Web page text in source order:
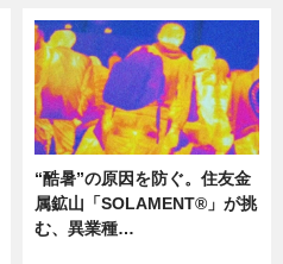
“酷暑”の原因を防ぐ。住友金
属鉱山「SOLAMENT®」が挑
む、異業種…